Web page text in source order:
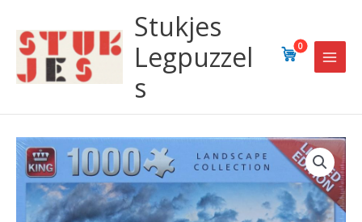
inhoud
Stukjes
Legpuzzel
s
0